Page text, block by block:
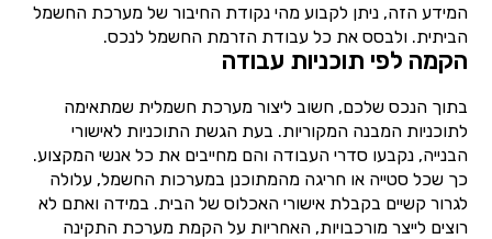
המידע הזה, ניתן לקבוע מהי נקודת החיבור של מערכת החשמל
הביתית. ולבסס את כל עבודת הזרמת החשמל לנכס.
הקמה לפי תוכניות עבודה
בתוך הנכס שלכם, חשוב ליצור מערכת חשמלית שמתאימה
לתוכניות המבנה המקוריות. בעת הגשת התוכניות לאישורי
הבנייה, נקבעו סדרי העבודה והם מחייבים את כל אנשי המקצוע.
כך שכל סטייה או חריגה מהמתוכנן במערכות החשמל, עלולה
לגרור קשיים בקבלת אישורי האכלוס של הבית. במידה ואתם לא
רוצים לייצר מורכבויות, האחריות על הקמת מערכת התקינה